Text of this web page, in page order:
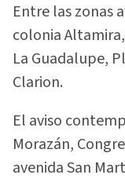
Entre las zonas
colonia
La Guadalupe,
Clarion.
El aviso
Morazán,
avenida San